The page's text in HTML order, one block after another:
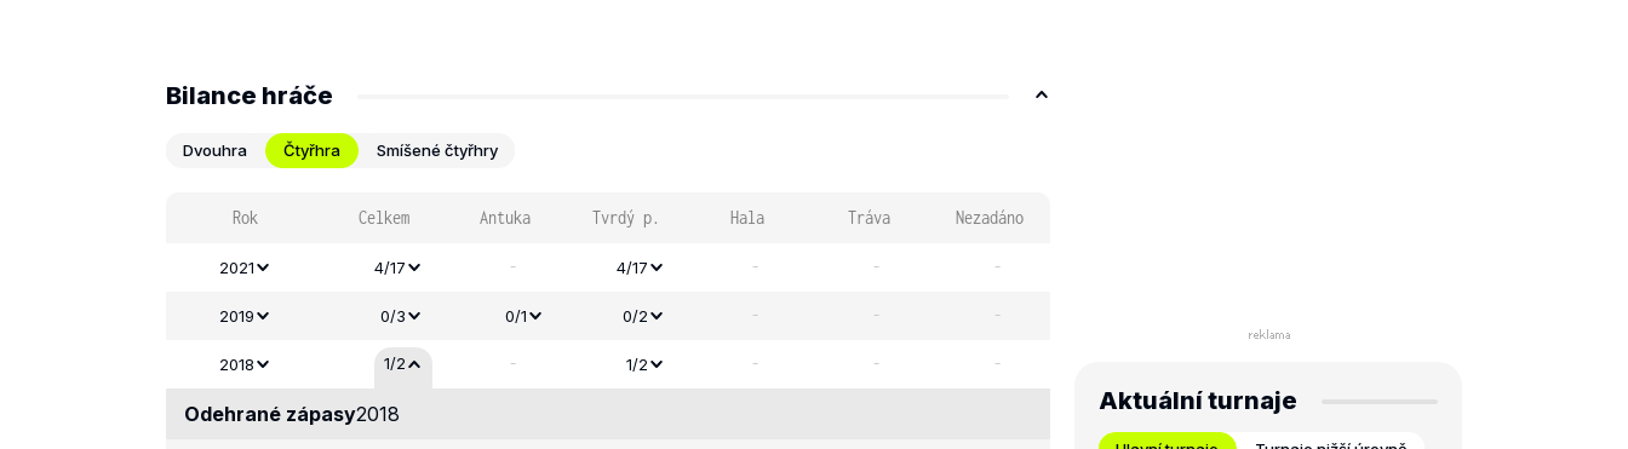
Bilance hráče
Dvouhra Čtyřhra Smíšené čtyřhry
Rok Celkem Antuka Tvrdý p. Hala Tráva Nezadáno
2021 4/17 - 4/17 - - -
2019 0/3 0/1 0/2 - - -
2018 1/2 - 1/2 - - -
Odehrané zápasy2018 Aktuální turnaje